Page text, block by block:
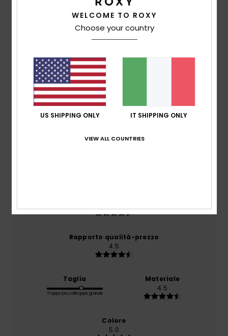
Spedizioni e Resi
Recensioni dei clienti
Punteggio medio
4.0/5
Rapporto qualità-prezzo
4.5
Taglia
Troppo piccoloTroppo grande
Materiale
4.5
Colore
5.0
WELCOME TO ROXY
Choose your country
US SHIPPING ONLY IT SHIPPING ONLY
VIEW ALL COUNTRIES